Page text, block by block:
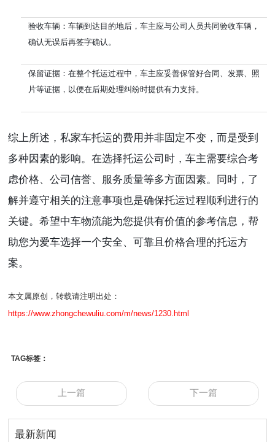
验收车辆：车辆到达目的地后，车主应与公司人员共同验收车辆，
确认无误后再签字确认。
保留证据：在整个托运过程中，车主应妥善保管好合同、发票、照
片等证据，以便在后期处理纠纷时提供有力支持。
综上所述，私家车托运的费用并非固定不变，而是受到
多种因素的影响。在选择托运公司时，车主需要综合考
虑价格、公司信誉、服务质量等多方面因素。同时，了
解并遵守相关的注意事项也是确保托运过程顺利进行的
关键。希望中车物流能为您提供有价值的参考信息，帮
助您为爱车选择一个安全、可靠且价格合理的托运方
案。
本文属原创，转载请注明出处：
https://www.zhongchewuliu.com/m/news/1230.html
TAG标签：
上一篇 下一篇
最新新闻